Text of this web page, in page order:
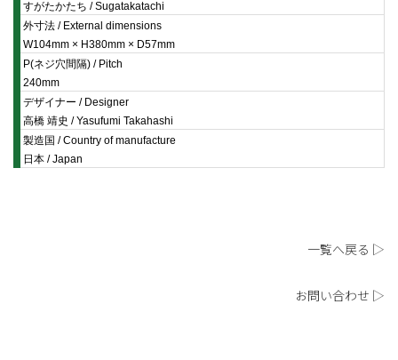
すがたかたち / Sugatakatachi
外寸法 / External dimensions
W104mm × H380mm × D57mm
P(ネジ穴間隔) / Pitch
240mm
デザイナー / Designer
高橋 靖史 / Yasufumi Takahashi
製造国 / Country of manufacture
日本 / Japan
一覧へ戻る ▷
お問い合わせ ▷